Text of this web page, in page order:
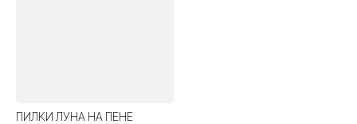
ПИЛКИ ЛУНА НА ПЕНЕ